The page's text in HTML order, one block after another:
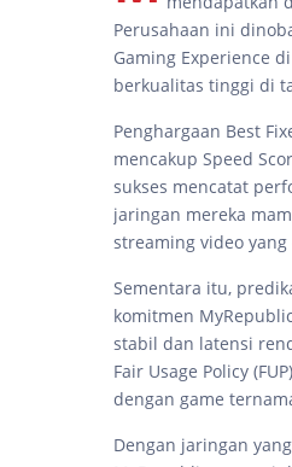
Perusahaan ini
Gaming Experience
berkualitas tinggi di
Penghargaan Best
mencakup Speed
sukses mencatat
jaringan mereka
streaming video
Sementara itu,
komitmen
stabil dan latensi
Fair Usage Policy
dengan game
Dengan jaringan